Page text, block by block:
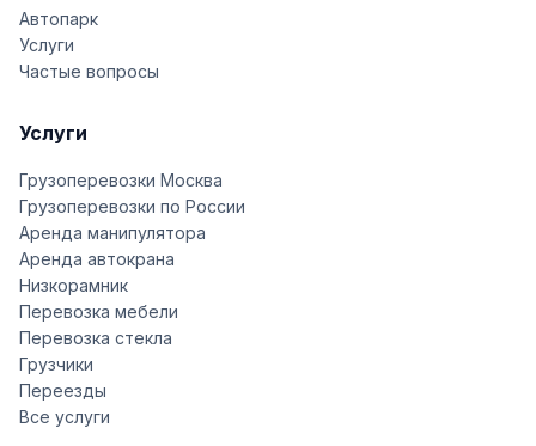
Автопарк
Услуги
Частые вопросы
Услуги
Грузоперевозки Москва
Грузоперевозки по России
Аренда манипулятора
Аренда автокрана
Низкорамник
Перевозка мебели
Перевозка стекла
Грузчики
Переезды
Все услуги